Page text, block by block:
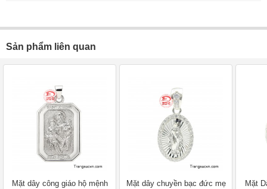
Sản phẩm liên quan
Mặt dây công giáo hộ mệnh Mặt dây chuyền bạc đức mẹ Mặt